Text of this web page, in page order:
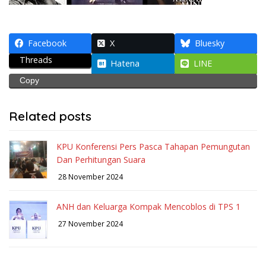
Facebook X
Bluesky
Threads
Hatena LINE
Copy
Related posts
KPU Konferensi Pers Pasca Tahapan Pemungutan
Dan Perhitungan Suara
28 November 2024
ANH dan Keluarga Kompak Mencoblos di TPS 1
27 November 2024